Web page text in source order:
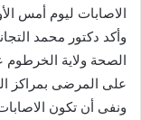
الاصابات ليوم أمس الأول (١١٧٧) حالة
وأكد دكتور محمد
الصحة ولاية
على المرضى بمراكز
ونفى أن تكون